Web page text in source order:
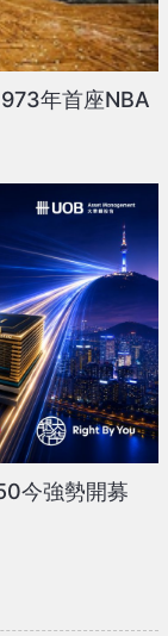
年首座NBA
今強勢開募